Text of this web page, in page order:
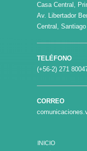
Casa Central,
Av. Libertador
Central, Santiago
TELÉFONO
(+56-2) 271
CORREO
INICIO